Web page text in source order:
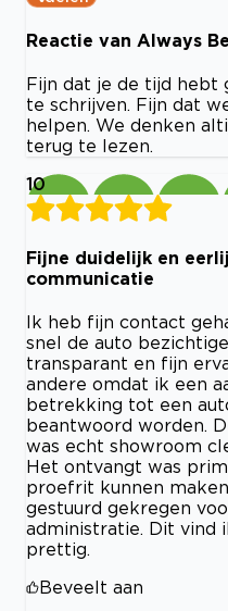
Reactie van Always
Fijn dat je de tijd hebt
te schrijven. Fijn dat
helpen. We denken
terug te lezen.
10
Fijne duidelijk en
communicatie
Ik heb fijn contact
snel de auto
transparant en fijn
andere omdat ik een
betrekking tot een
beantwoord worden.
was echt showroom
Het ontvangt was
proefrit kunnen
gestuurd gekregen
administratie. Dit vind
prettig.
Beveelt aan